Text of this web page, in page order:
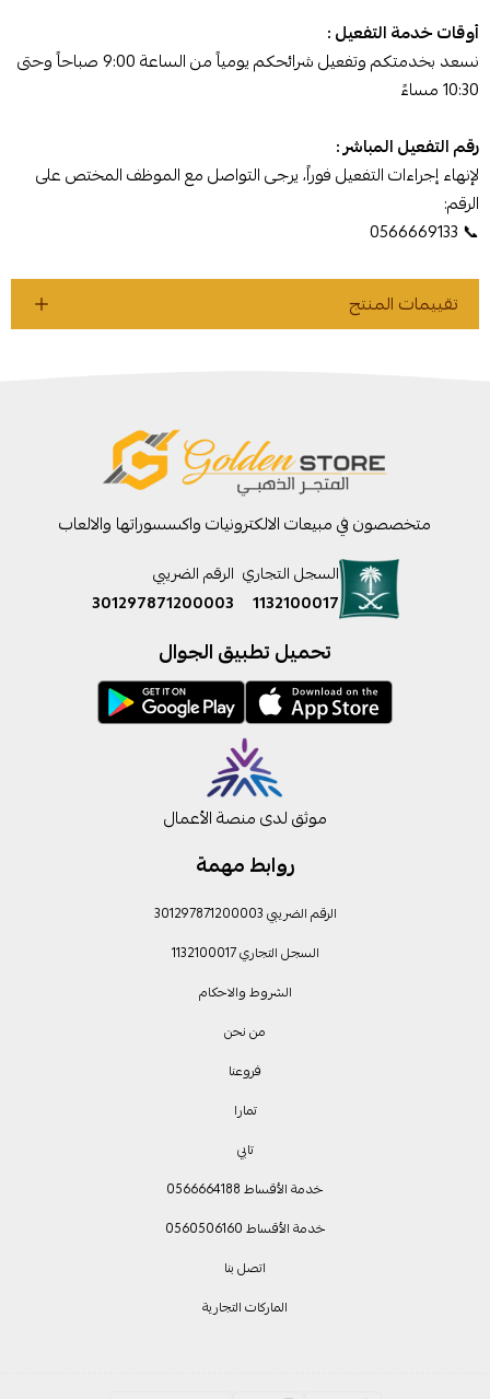
أوقات خدمة التفعيل :
نسعد بخدمتكم وتفعيل شرائحكم يومياً من الساعة 9:00 صباحاً وحتى
10:30 مساءً
رقم التفعيل المباشر :
لإنهاء إجراءات التفعيل فوراً، يرجى التواصل مع الموظف المختص على
الرقم:
📞 0566669133
تقييمات المنتج
روابط مهمة
الرقم الضريبي 301297871200003
السجل التجاري 1132100017
الشروط والاحكام
من نحن
فروعنا
تمارا
تابي
خدمة الأقساط 0566664188
خدمة الأقساط 0560506160
اتصل بنا
الماركات التجارية
متخصصون في مبيعات الالكترونيات واكسسوراتها والالعاب
السجل التجاري
1132100017
الرقم الضريبي
301297871200003
تحميل تطبيق الجوال
موثق لدى منصة الأعمال